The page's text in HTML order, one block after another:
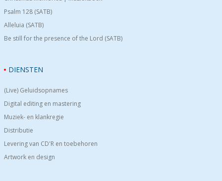
Psalm 128 (SATB)
Alleluia (SATB)
Be still for the presence of the Lord (SATB)
DIENSTEN
(Live) Geluidsopnames
Digital editing en mastering
Muziek- en klankregie
Distributie
Levering van CD'R en toebehoren
Artwork en design